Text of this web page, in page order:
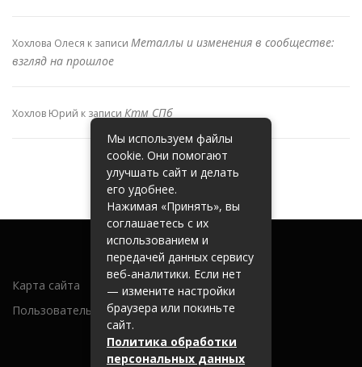
Хохлова Олеся к записи Металлы и изменения в сообществе:
взгляд на прошлое
Хохлов Юрий к записи Ктм СПб
Карта сайта
Пользовательское соглашение
Мы используем файлы
cookie. Они помогают
улучшать сайт и делать
его удобнее.
Нажимая «Принять», вы
соглашаетесь с их
использованием и
передачей данных сервису
веб-аналитики. Если нет
— измените настройки
браузера или покиньте
сайт.
Политика обработки
персональных данных